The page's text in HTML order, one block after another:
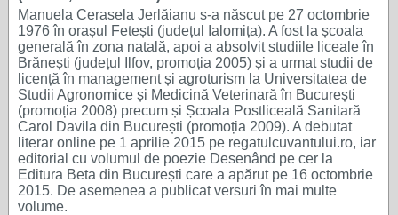
Manuela Cerasela Jerlăianu s-a născut pe 27 octombrie
1976 în orașul Fetești (județul Ialomița). A fost la școala
generală în zona natală, apoi a absolvit studiile liceale în
Brănești (județul Ilfov, promoția 2005) și a urmat studii de
licență în management și agroturism la Universitatea de
Studii Agronomice și Medicină Veterinară în București
(promoția 2008) precum și Școala Postliceală Sanitară
Carol Davila din București (promoția 2009). A debutat
literar online pe 1 aprilie 2015 pe regatulcuvantului.ro, iar
editorial cu volumul de poezie Desenând pe cer la
Editura Beta din București care a apărut pe 16 octombrie
2015. De asemenea a publicat versuri în mai multe
volume.